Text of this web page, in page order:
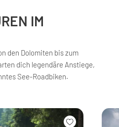
IM
den Dolomiten bis zum
dich legendäre Anstiege,
See-Roadbiken.